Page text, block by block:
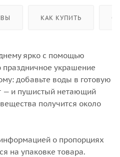
КАК КУПИТЬ
ярко с помощью
праздничное украшение
добавьте воды в готовую
— и пушистый нетающий
получится около
о пропорциях
на упаковке товара.